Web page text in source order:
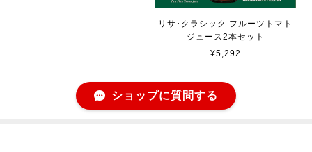
リサ･クラシック フルーツトマト
ジュース2本セット
¥5,292
ショップに質問する